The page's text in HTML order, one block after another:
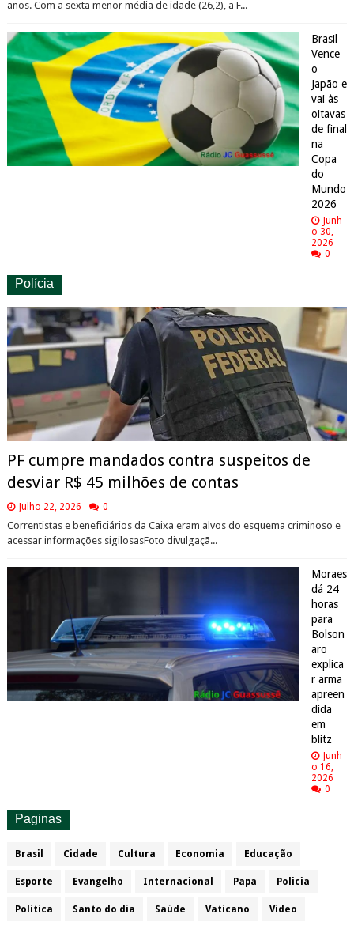
anos. Com a sexta menor média de idade (26,2), a F...
Brasil
Vence
o
Japão e
vai às
oitavas
de final
na
Copa
do
Mundo
2026
Junh
o 30,
2026
0
Polícia
PF cumpre mandados contra suspeitos de
desviar R$ 45 milhões de contas
Julho 22, 2026 0
Correntistas e beneficiários da Caixa eram alvos do esquema criminoso e
acessar informações sigilosasFoto divulgaçã...
Moraes
dá 24
horas
para
Bolson
aro
explica
r arma
apreen
dida
em
blitz
Junh
o 16,
2026
0
Paginas
Brasil Cidade Cultura Economia Educação
Esporte Evangelho Internacional Papa Policia
Política Santo do dia Saúde Vaticano Video